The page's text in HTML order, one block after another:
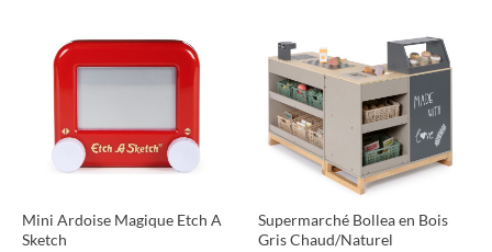
Mini Ardoise Magique Etch A
Sketch
Supermarché Bollea en Bois
Gris Chaud/Naturel